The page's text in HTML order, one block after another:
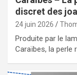
discret des
24 juin 2026
Produite par le
Caraïbes, la perle